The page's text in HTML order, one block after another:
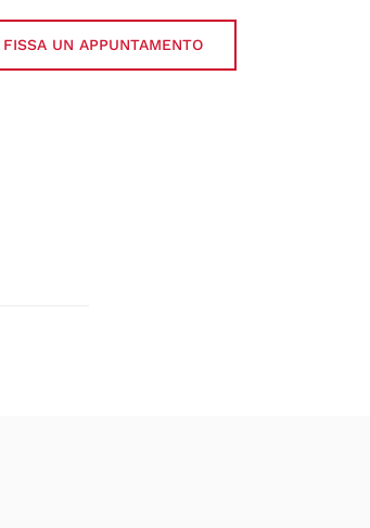
FISSA UN APPUNTAMENTO